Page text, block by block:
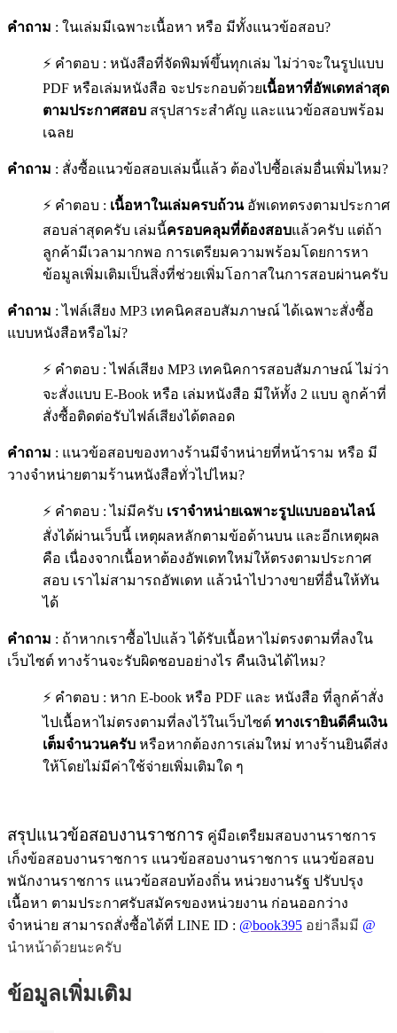
คำถาม : ในเล่มมีเฉพาะเนื้อหา หรือ มีทั้งแนวข้อสอบ?
⚡ คำตอบ : หนังสือที่จัดพิมพ์ขึ้นทุกเล่ม ไม่ว่าจะในรูปแบบ
PDF หรือเล่มหนังสือ จะประกอบด้วยเนื้อหาที่อัพเดทล่าสุด
ตามประกาศสอบ สรุปสาระสำคัญ และแนวข้อสอบพร้อม
เฉลย
คำถาม : สั่งซื้อแนวข้อสอบเล่มนี้แล้ว ต้องไปซื้อเล่มอื่นเพิ่มไหม?
⚡ คำตอบ : เนื้อหาในเล่มครบถ้วนอัพเดทตรงตามประกาศ
สอบล่าสุดครับ เล่มนี้ครอบคลุมที่ต้องสอบแล้วครับ แต่ถ้า
ลูกค้ามีเวลามากพอ การเตรียมความพร้อมโดยการหา
ข้อมูลเพิ่มเติมเป็นสิ่งที่ช่วยเพิ่มโอกาสในการสอบผ่านครับ
คำถาม : ไฟล์เสียง MP3 เทคนิคสอบสัมภาษณ์ ได้เฉพาะสั่งซื้อ
แบบหนังสือหรือไม่?
⚡ คำตอบ : ไฟล์เสียง MP3 เทคนิคการสอบสัมภาษณ์ ไม่ว่า
จะสั่งแบบ E-Book หรือ เล่มหนังสือ มีให้ทั้ง 2 แบบ ลูกค้าที่
สั่งซื้อติดต่อรับไฟล์เสียงได้ตลอด
คำถาม : แนวข้อสอบของทางร้านมีจำหน่ายที่หน้าราม หรือ มี
วางจำหน่ายตามร้านหนังสือทั่วไปไหม?
⚡ คำตอบ : ไม่มีครับ เราจำหน่ายเฉพาะรูปแบบออนไลน์
สั่งได้ผ่านเว็บนี้ เหตุผลหลักตามข้อด้านบน และอีกเหตุผล
คือ เนื่องจากเนื้อหาต้องอัพเดทใหม่ให้ตรงตามประกาศ
สอบ เราไม่สามารถอัพเดท แล้วนำไปวางขายที่อื่นให้ทัน
ได้
คำถาม : ถ้าหากเราซื้อไปแล้ว ได้รับเนื้อหาไม่ตรงตามที่ลงใน
เว็บไซต์ ทางร้านจะรับผิดชอบอย่างไร คืนเงินได้ไหม?
⚡ คำตอบ : หาก E-book หรือ PDF และ หนังสือ ที่ลูกค้าสั่ง
ไปเนื้อหาไม่ตรงตามที่ลงไว้ในเว็บไซต์ ทางเรายินดีคืนเงิน
เต็มจำนวนครับ หรือหากต้องการเล่มใหม่ ทางร้านยินดีส่ง
ให้โดยไม่มีค่าใช้จ่ายเพิ่มเติมใด ๆ
สรุปแนวข้อสอบงานราชการ คู่มือเตรืยมสอบงานราชการ
เก็งข้อสอบงานราชการ แนวข้อสอบงานราชการ แนวข้อสอบ
พนักงานราชการ แนวข้อสอบท้องถิ่น หน่วยงานรัฐ ปรับปรุง
เนื้อหา ตามประกาศรับสมัครของหน่วยงาน ก่อนออกว่าง
จำหน่าย สามารถสั่งซื้อได้ที่ LINE ID : @book395 อย่าลืมมี @
นำหน้าด้วยนะครับ
ข้อมูลเพิ่มเติม